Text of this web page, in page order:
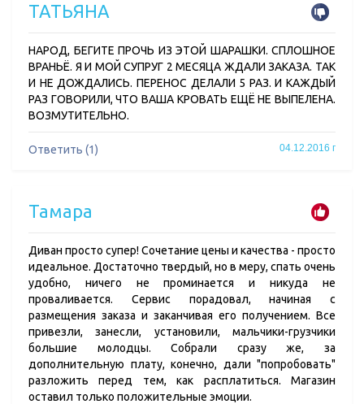
ТАТЬЯНА
НАРОД, БЕГИТЕ ПРОЧЬ ИЗ ЭТОЙ ШАРАШКИ. СПЛОШНОЕ
ВРАНЬЁ. Я И МОЙ СУПРУГ 2 МЕСЯЦА ЖДАЛИ ЗАКАЗА. ТАК
И НЕ ДОЖДАЛИСЬ. ПЕРЕНОС ДЕЛАЛИ 5 РАЗ. И КАЖДЫЙ
РАЗ ГОВОРИЛИ, ЧТО ВАША КРОВАТЬ ЕЩЁ НЕ ВЫПЕЛЕНА.
ВОЗМУТИТЕЛЬНО.
Ответить (1) 04.12.2016 г
Тамара
Диван просто супер! Cочетание цены и качества - просто
идеальное. Достаточно твердый, но в меру, спать очень
удобно, ничего не проминается и никуда не
проваливается. Сервис порадовал, начиная с
размещения заказа и заканчивая его получением. Все
привезли, занесли, установили, мальчики-грузчики
большие молодцы. Собрали сразу же, за
дополнительную плату, конечно, дали "попробовать"
разложить перед тем, как расплатиться. Магазин
оставил только положительные эмоции.